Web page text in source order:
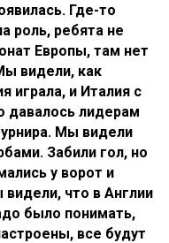
Где-то
роль, ребята не
Европы, там нет
видели, как
играла, и Италия с
давалось лидерам
Мы видели
Забили гол, но
у ворот и
что в Англии
было понимать,
все будут